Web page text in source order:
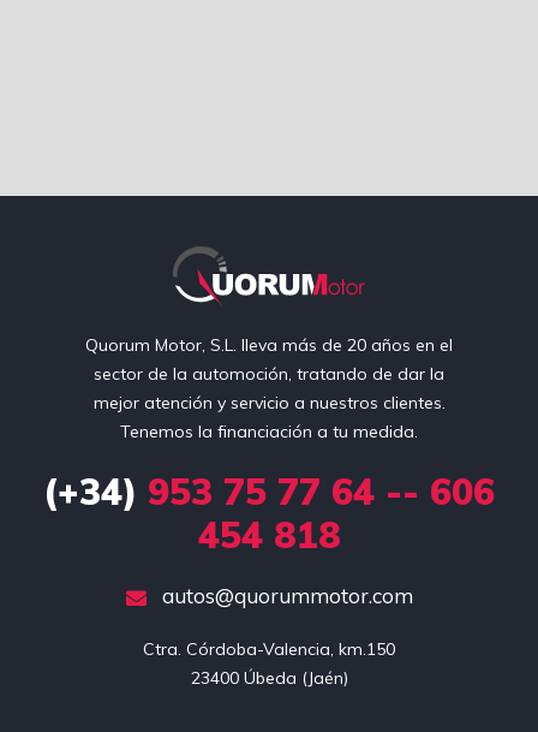
Quorum Motor, S.L. lleva más de 20 años en el
sector de la automoción, tratando de dar la
mejor atención y servicio a nuestros clientes.
Tenemos la financiación a tu medida.
(+34) 953 75 77 64 -- 606
454 818
autos@quorummotor.com
Ctra. Córdoba-Valencia, km.150
23400 Úbeda (Jaén)